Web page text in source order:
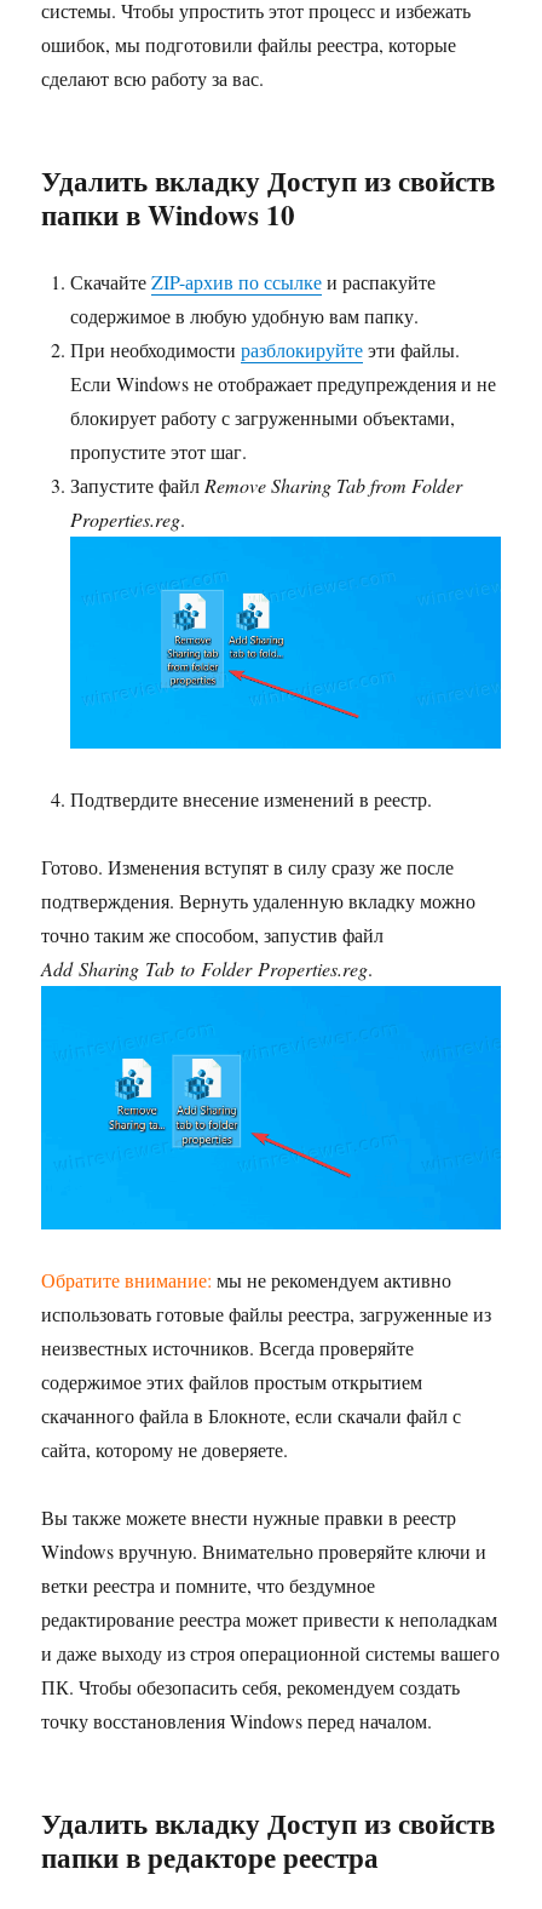
системы. Чтобы упростить этот процесс и избежать
ошибок, мы подготовили файлы реестра, которые
сделают всю работу за вас.
Удалить вкладку Доступ из свойств
папки в Windows 10
СкачайтеZIP-архив по ссылкеи распакуйте
содержимое в любую удобную вам папку.
При необходимостиразблокируйтеэти файлы.
Если Windows не отображает предупреждения и не
блокирует работу с загруженными объектами,
пропустите этот шаг.
Запустите файлRemove Sharing Tab from Folder
Properties.reg.
Подтвердите внесение изменений в реестр.
Готово. Изменения вступят в силу сразу же после
подтверждения. Вернуть удаленную вкладку можно
точно таким же способом, запустив файл
Add Sharing Tab to Folder Properties.reg.
Обратите внимание: мы не рекомендуем активно
использовать готовые файлы реестра, загруженные из
неизвестных источников. Всегда проверяйте
содержимое этих файлов простым открытием
скачанного файла в Блокноте, если скачали файл с
сайта, которому не доверяете.
Вы также можете внести нужные правки в реестр
Windows вручную. Внимательно проверяйте ключи и
ветки реестра и помните, что бездумное
редактирование реестра может привести к неполадкам
и даже выходу из строя операционной системы вашего
ПК. Чтобы обезопасить себя, рекомендуем создать
точку восстановления Windows перед началом.
Удалить вкладку Доступ из свойств
папки в редакторе реестра